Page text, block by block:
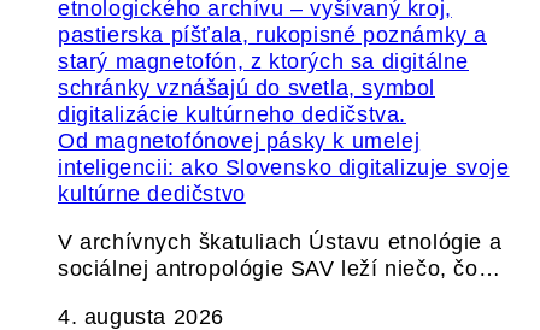
Od magnetofónovej pásky k umelej
inteligencii: ako Slovensko digitalizuje svoje
kultúrne dedičstvo
V archívnych škatuliach Ústavu etnológie a
sociálnej antropológie SAV leží niečo, čo…
4. augusta 2026